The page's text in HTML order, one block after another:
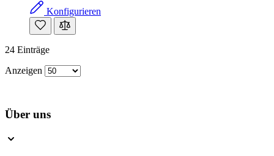
Konfigurieren
24 Einträge
Anzeigen
Über uns